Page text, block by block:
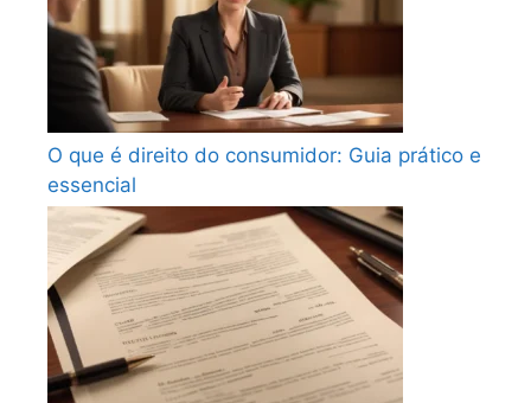
O que é direito do consumidor: Guia prático e
essencial